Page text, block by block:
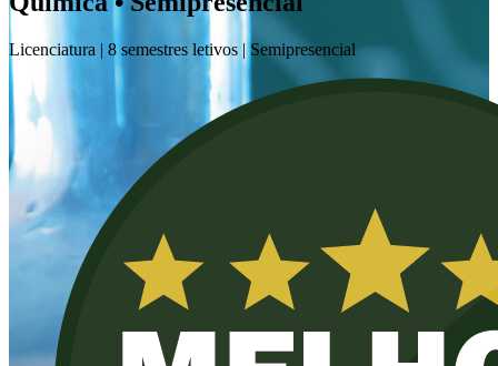
Licenciatura | 8 semestres letivos | Semipresencial